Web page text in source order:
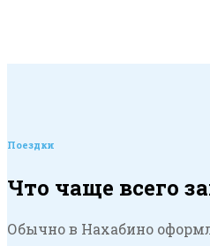
Поездки
Что чаще всего
Обычно в Нахабино